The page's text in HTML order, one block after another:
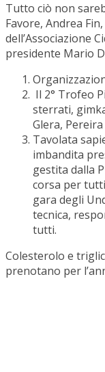
Tutto ciò non
Favore, Andrea
dell’Associazione
presidente Mario
Il 2° Trofeo
sterrati,
Glera,
Tavolata
imbandita
gestita dalla
corsa per
gara degli
tecnica,
tutti.
Colesterolo e
prenotano per